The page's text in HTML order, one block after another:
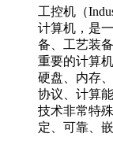
工控机（
计算机，是
备、工艺装
重要的计算
硬盘、内存
协议、计算
技术非常特
定、可靠、